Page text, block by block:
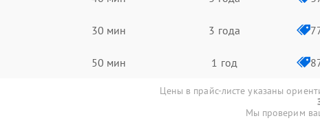
30 мин 3 года
50 мин 1 год
Цены в прайс-листе указаны
Мы проверим